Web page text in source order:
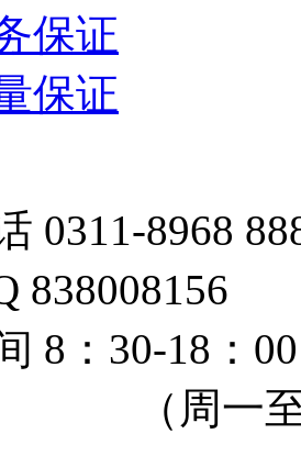
保证
保证
0311-8968
838008156
8：30-18：00
一至周